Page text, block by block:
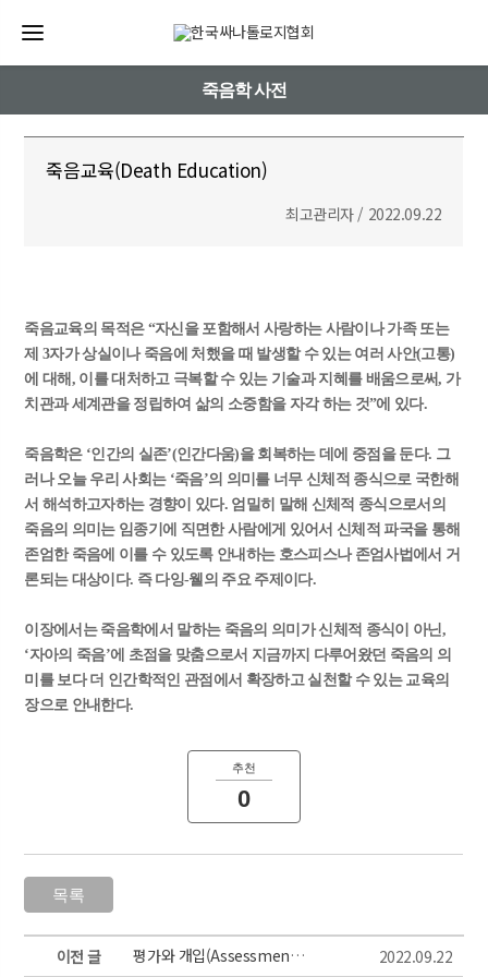
죽음학 사전
죽음교육(Death Education)
최고관리자 / 2022.09.22
죽음교육의 목적은 “자신을 포함해서 사랑하는 사람이나 가족 또는
제 3자가 상실이나 죽음에 처했을 때 발생할 수 있는 여러 사안(고통)
에 대해, 이를 대처하고 극복할 수 있는 기술과 지혜를 배움으로써, 가
치관과 세계관을 정립하여 삶의 소중함을 자각 하는 것”에 있다.
죽음학은 ‘인간의 실존’(인간다움)을 회복하는 데에 중점을 둔다. 그
러나 오늘 우리 사회는 ‘죽음’의 의미를 너무 신체적 종식으로 국한해
서 해석하고자하는 경향이 있다. 엄밀히 말해 신체적 종식으로서의
죽음의 의미는 임종기에 직면한 사람에게 있어서 신체적 파국을 통해
존엄한 죽음에 이를 수 있도록 안내하는 호스피스나 존엄사법에서 거
론되는 대상이다. 즉 다잉-웰의 주요 주제이다.
이장에서는 죽음학에서 말하는 죽음의 의미가 신체적 종식이 아닌,
‘자아의 죽음’에 초점을 맞춤으로서 지금까지 다루어왔던 죽음의 의
미를 보다 더 인간학적인 관점에서 확장하고 실천할 수 있는 교육의
장으로 안내한다.
추천
0
이전 글 평가와 개입(Assessment & Intervention) 2022.09.22